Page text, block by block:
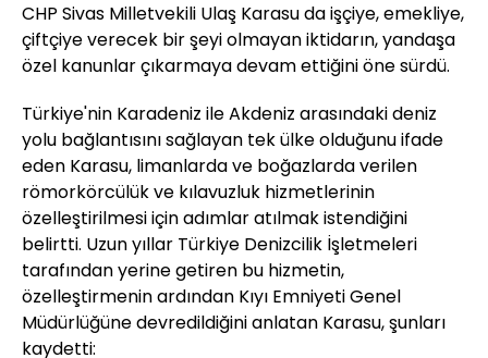
CHP Sivas Milletvekili Ulaş Karasu da işçiye, emekliye,
çiftçiye verecek bir şeyi olmayan iktidarın, yandaşa
özel kanunlar çıkarmaya devam ettiğini öne sürdü.
Türkiye'nin Karadeniz ile Akdeniz arasındaki deniz
yolu bağlantısını sağlayan tek ülke olduğunu ifade
eden Karasu, limanlarda ve boğazlarda verilen
römorkörcülük ve kılavuzluk hizmetlerinin
özelleştirilmesi için adımlar atılmak istendiğini
belirtti. Uzun yıllar Türkiye Denizcilik İşletmeleri
tarafından yerine getiren bu hizmetin,
özelleştirmenin ardından Kıyı Emniyeti Genel
Müdürlüğüne devredildiğini anlatan Karasu, şunları
kaydetti: